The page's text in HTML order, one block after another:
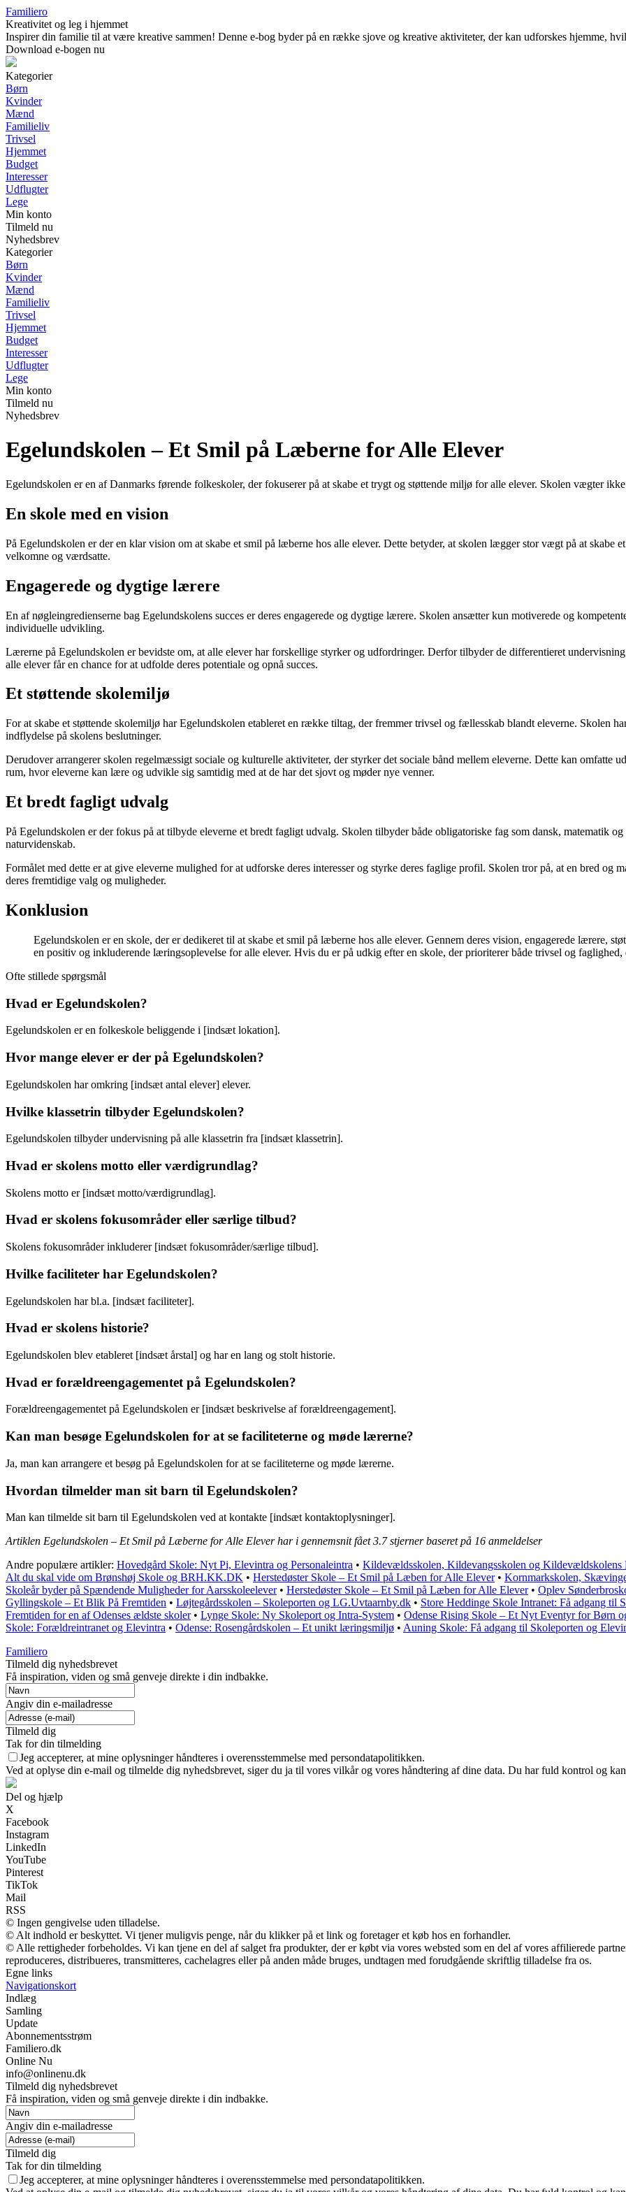
Familiero
Kreativitet og leg i hjemmet
Inspirer din familie til at være kreative sammen! Denne e-bog byder på en række sjove og kreative aktiviteter, der kan udforskes hjemme,
Download e-bogen nu
Kategorier
Børn
Kvinder
Mænd
Familieliv
Trivsel
Hjemmet
Budget
Interesser
Udflugter
Lege
Min konto
Tilmeld nu
Nyhedsbrev
Kategorier
Børn
Kvinder
Mænd
Familieliv
Trivsel
Hjemmet
Budget
Interesser
Udflugter
Lege
Min konto
Tilmeld nu
Nyhedsbrev
Egelundskolen – Et Smil på Læberne for Alle Elever
Egelundskolen er en af Danmarks førende folkeskoler, der fokuserer på at skabe et trygt og støttende miljø for alle elever. Skolen vægter
En skole med en vision
På Egelundskolen er der en klar vision om at skabe et smil på læberne hos alle elever. Dette betyder, at skolen lægger stor vægt på at
velkomne og værdsatte.
Engagerede og dygtige lærere
En af nøgleingredienserne bag Egelundskolens succes er deres engagerede og dygtige lærere. Skolen ansætter kun motiverede og
individuelle udvikling.
Lærerne på Egelundskolen er bevidste om, at alle elever har forskellige styrker og udfordringer. Derfor tilbyder de differentieret
alle elever får en chance for at udfolde deres potentiale og opnå succes.
Et støttende skolemiljø
For at skabe et støttende skolemiljø har Egelundskolen etableret en række tiltag, der fremmer trivsel og fællesskab blandt eleverne. Skolen
indflydelse på skolens beslutninger.
Derudover arrangerer skolen regelmæssigt sociale og kulturelle aktiviteter, der styrker det sociale bånd mellem eleverne. Dette kan omfatte
rum, hvor eleverne kan lære og udvikle sig samtidig med at de har det sjovt og møder nye venner.
Et bredt fagligt udvalg
På Egelundskolen er der fokus på at tilbyde eleverne et bredt fagligt udvalg. Skolen tilbyder både obligatoriske fag som dansk, matematik
naturvidenskab.
Formålet med dette er at give eleverne mulighed for at udforske deres interesser og styrke deres faglige profil. Skolen tror på, at en bred og
deres fremtidige valg og muligheder.
Konklusion
Egelundskolen er en skole, der er dedikeret til at skabe et smil på læberne hos alle elever. Gennem deres vision, engagerede lærere,
en positiv og inkluderende læringsoplevelse for alle elever. Hvis du er på udkig efter en skole, der prioriterer både trivsel og
Ofte stillede spørgsmål
Hvad er Egelundskolen?
Egelundskolen er en folkeskole beliggende i [indsæt lokation].
Hvor mange elever er der på Egelundskolen?
Egelundskolen har omkring [indsæt antal elever] elever.
Hvilke klassetrin tilbyder Egelundskolen?
Egelundskolen tilbyder undervisning på alle klassetrin fra [indsæt klassetrin].
Hvad er skolens motto eller værdigrundlag?
Skolens motto er [indsæt motto/værdigrundlag].
Hvad er skolens fokusområder eller særlige tilbud?
Skolens fokusområder inkluderer [indsæt fokusområder/særlige tilbud].
Hvilke faciliteter har Egelundskolen?
Egelundskolen har bl.a. [indsæt faciliteter].
Hvad er skolens historie?
Egelundskolen blev etableret [indsæt årstal] og har en lang og stolt historie.
Hvad er forældreengagementet på Egelundskolen?
Forældreengagementet på Egelundskolen er [indsæt beskrivelse af forældreengagement].
Kan man besøge Egelundskolen for at se faciliteterne og møde lærerne?
Ja, man kan arrangere et besøg på Egelundskolen for at se faciliteterne og møde lærerne.
Hvordan tilmelder man sit barn til Egelundskolen?
Man kan tilmelde sit barn til Egelundskolen ved at kontakte [indsæt kontaktoplysninger].
Artiklen Egelundskolen – Et Smil på Læberne for Alle Elever har i gennemsnit fået3.7stjerner baseret på 16 anmeldelser
Andre populære artikler: Hovedgård Skole: Nyt Pi, Elevintra og Personaleintra • Kildevældsskolen, Kildevangsskolen og Kildevældskolens
Alt du skal vide om Brønshøj Skole og BRH.KK.DK • Herstedøster Skole – Et Smil på Læben for Alle Elever• Kornmarkskolen,
Skoleår byder på Spændende Muligheder for Aarsskoleelever• Herstedøster Skole – Et Smil på Læben for Alle Elever• Oplev
Gyllingskole – Et Blik På Fremtiden • Løjtegårdsskolen – Skoleporten og LG.Uvtaarnby.dk • Store Heddinge Skole Intranet: Få adgang til
Fremtiden for en af Odenses ældste skoler• Lynge Skole: Ny Skoleport og Intra-System • Odense Rising Skole – Et Nyt Eventyr for Børn
Skole: Forældreintranet og Elevintra • Odense: Rosengårdskolen – Et unikt læringsmiljø • Auning Skole: Få adgang til Skoleporten og
Familiero
Tilmeld dig nyhedsbrevet
Få inspiration, viden og små genveje direkte i din indbakke.
Angiv din e-mailadresse
Tilmeld dig
Tak for din tilmelding
Jeg accepterer, at mine oplysninger håndteres i overensstemmelse med persondatapolitikken.
Ved at oplyse din e-mail og tilmelde dig nyhedsbrevet, siger du ja til vores vilkår og vores håndtering af dine data. Du har fuld kontrol og
Del og hjælp
X
Facebook
Instagram
LinkedIn
YouTube
Pinterest
TikTok
Mail
RSS
© Ingen gengivelse uden tilladelse.
© Alt indhold er beskyttet. Vi tjener muligvis penge, når du klikker på et link og foretager et køb hos en forhandler.
© Alle rettigheder forbeholdes. Vi kan tjene en del af salget fra produkter, der er købt via vores websted som en del af vores affilierede
reproduceres, distribueres, transmitteres, cachelagres eller på anden måde bruges, undtagen med forudgående skriftlig tilladelse fra os.
Egne links
Navigationskort
Indlæg
Samling
Update
Abonnementsstrøm
Familiero.dk
Online Nu
info@onlinenu.dk
Tilmeld dig nyhedsbrevet
Få inspiration, viden og små genveje direkte i din indbakke.
Angiv din e-mailadresse
Tilmeld dig
Tak for din tilmelding
Jeg accepterer, at mine oplysninger håndteres i overensstemmelse med persondatapolitikken.